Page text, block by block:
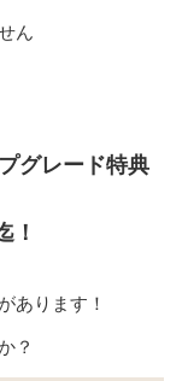
ん
グレード特典
！
あります！
？